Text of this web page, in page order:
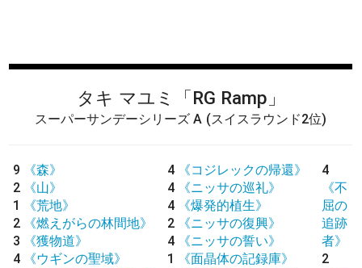
タキ マユミ 「RG Ramp」
スーパーサンデーシリーズ A (スイスラウンド2位)
9
《森》
2
《山》
1
《荒地》
2
《燃えがらの林間地》
3
《獲物道》
4
《ウギンの聖域》
4
《コジレックの帰還》
4
《ニッサの巡礼》
4
《爆発的植生》
2
《ニッサの復興》
4
《ニッサの誓い》
1
《面晶体の記録庫》
4
《不
屈の
追跡
者》
2